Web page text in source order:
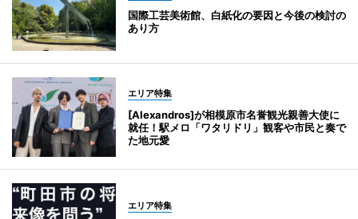
国際工芸美術館、白紙化の要因と今後の検討の
あり方
エリア特集
[Alexandros]が相模原市名誉観光親善大使に
就任！駅メロ「ワタリドリ」観客や市民と奏で
た地元愛
エリア特集